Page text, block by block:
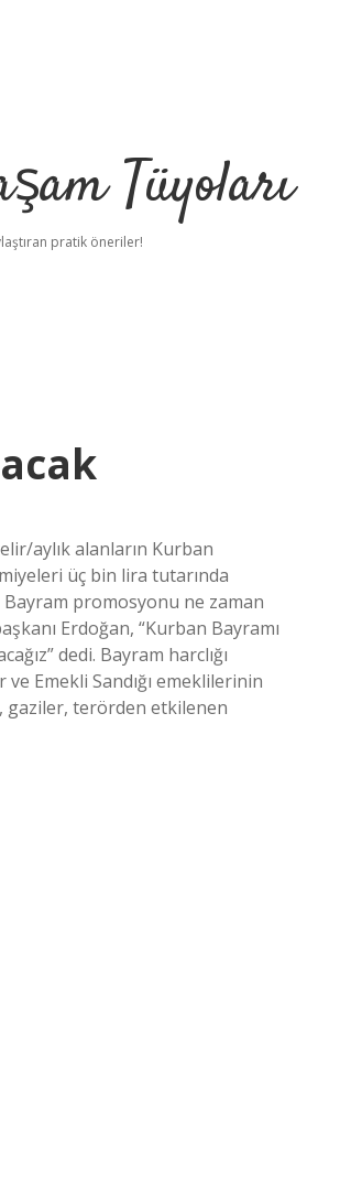
Tüyoları
pratik öneriler!
aylık alanların Kurban
üç bin lira tutarında
promosyonu ne zaman
Erdoğan, “Kurban Bayramı
dedi. Bayram harclığı
Emekli Sandığı emeklilerinin
gaziler, terörden etkilenen